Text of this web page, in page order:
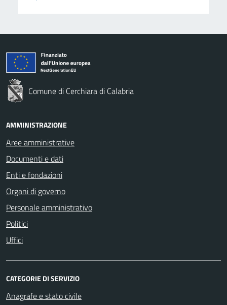
Comune di Cerchiara di Calabria
AMMINISTRAZIONE
Aree amministrative
Documenti e dati
Enti e fondazioni
Organi di governo
Personale amministrativo
Politici
Uffici
CATEGORIE DI SERVIZIO
Anagrafe e stato civile